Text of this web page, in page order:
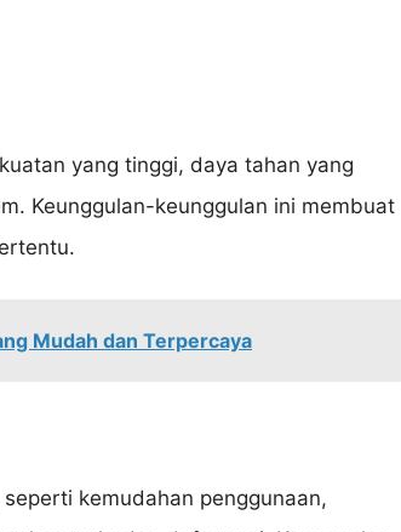
yang tinggi, daya tahan yang
Keunggulan-keunggulan ini membuat
Mudah dan Terpercaya
kemudahan penggunaan,